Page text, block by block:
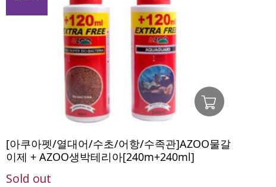
[아쿠아펫/열대어/수초/어항/수족관]AZOO물갈
이제 + AZOO생박테리아[240m+240ml]
Sold out